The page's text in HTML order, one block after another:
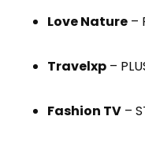
Love Nature –
Travelxp –
Fashion TV –